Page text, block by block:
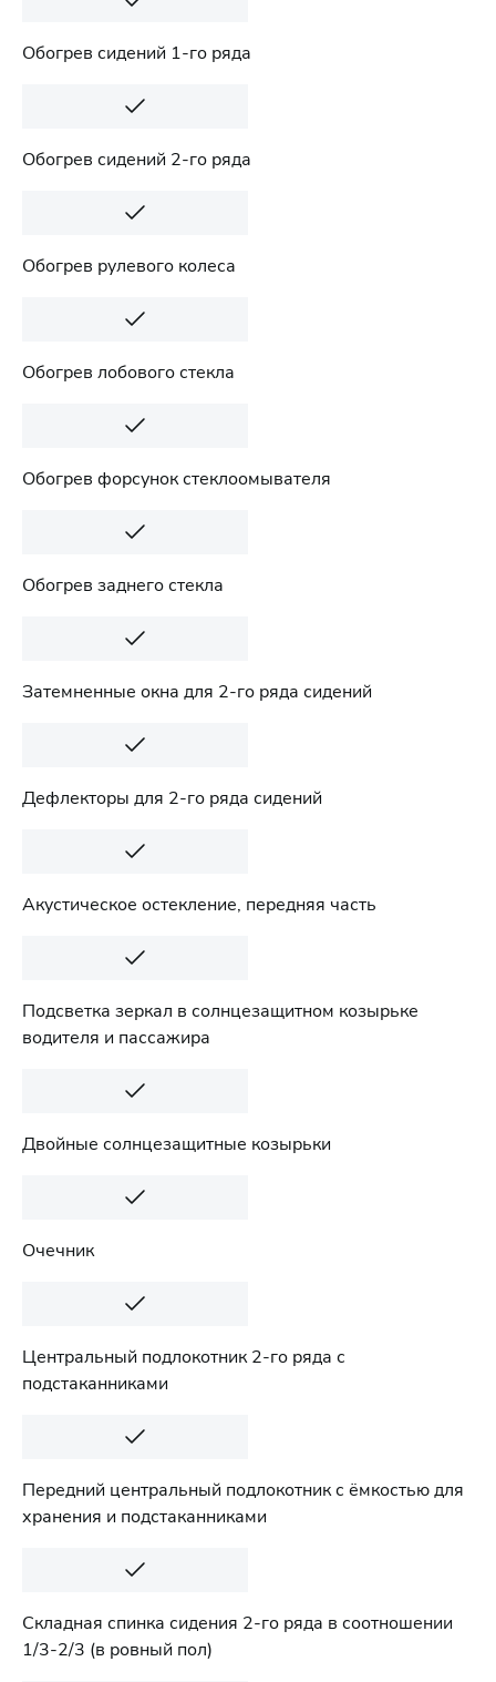
Обогрев сидений 1-го ряда
Обогрев сидений 2-го ряда
Обогрев рулевого колеса
Обогрев лобового стекла
Обогрев форсунок стеклоомывателя
Обогрев заднего стекла
Затемненные окна для 2-го ряда сидений
Дефлекторы для 2-го ряда сидений
Акустическое остекление, передняя часть
Подсветка зеркал в солнцезащитном козырьке
водителя и пассажира
Двойные солнцезащитные козырьки
Очечник
Центральный подлокотник 2-го ряда с
подстаканниками
Передний центральный подлокотник с ёмкостью для
хранения и подстаканниками
Складная спинка сидения 2-го ряда в соотношении
1/3-2/3 (в ровный пол)